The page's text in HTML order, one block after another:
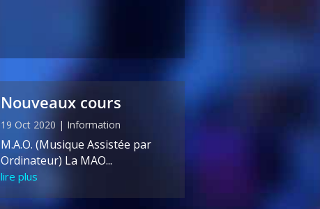
Nouveaux cours
19 Oct 2020 | Information
M.A.O. (Musique Assistée par
Ordinateur) La MAO...
lire plus